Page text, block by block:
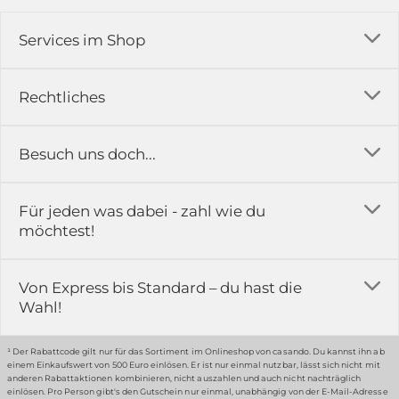
Rechtliches
Impressum
Rückgabe & Reklamation
Widerrufsrecht
Datenschutz-Einstellung
Erklärung zur Barrierefreiheit
Services im Shop
Versandkosten
Erfahrungsberichte & Bewertungen
Kontakt
Karriere
Gewerbekunden
Grounding Page
Besuch uns doch...
in der Ausstellung...
51789 Lindlar
Hinweis:
Für jeden was dabei - zahl wie du
möchtest!
Von Express bis Standard – du hast die
Wahl!
¹ Der Rabattcode gilt nur für das Sortiment im Onlineshop von casando. Du kannst ihn ab
einem Einkaufswert von 500 Euro einlösen. Er ist nur einmal nutzbar, lässt sich nicht mit
anderen Rabattaktionen kombinieren, nicht auszahlen und auch nicht nachträglich
einlösen. Pro Person gibt's den Gutschein nur einmal, unabhängig von der E-Mail-Adresse